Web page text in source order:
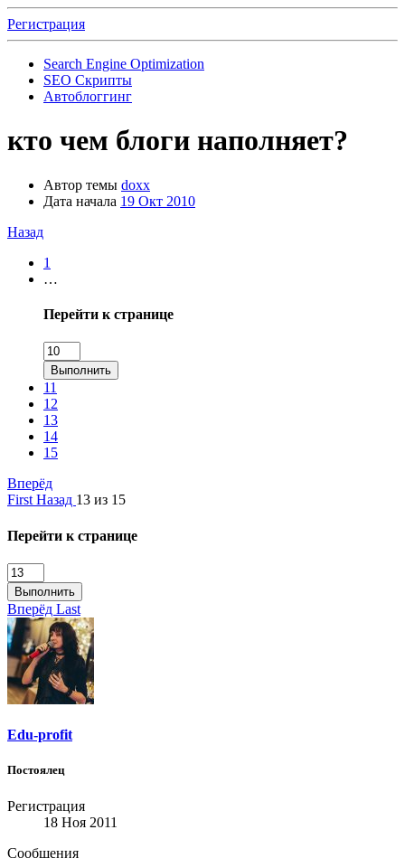
Регистрация
Search Engine Optimization
SEO Скрипты
Автоблоггинг
кто чем блоги наполняет?
Автор темы doxx
Дата начала 19 Окт 2010
Назад
1
…
Перейти к странице
Выполнить
11
12
13
14
15
Вперёд
First Назад 13 из 15
Перейти к странице
Выполнить
Вперёд Last
Edu-profit
Постоялец
Регистрация
18 Ноя 2011
Сообщения